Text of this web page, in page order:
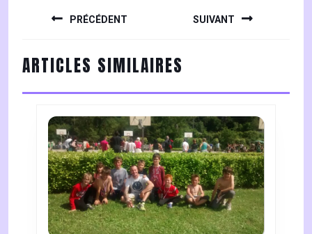
PRÉCÉDENT
post:
SUIVANT
post:
ARTICLES SIMILAIRES